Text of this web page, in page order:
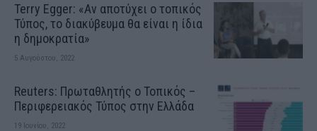
Terry Egger: «Αν αποτύχει ο τοπικός
Τύπος, το διακύβευμα θα είναι η ίδια
η δημοκρατία»
5 Αυγούστου, 2022
Reuters: Πρωταθλητής ο Τοπικός –
Περιφερειακός Τύπος στην Ελλάδα
19 Ιουνίου, 2022